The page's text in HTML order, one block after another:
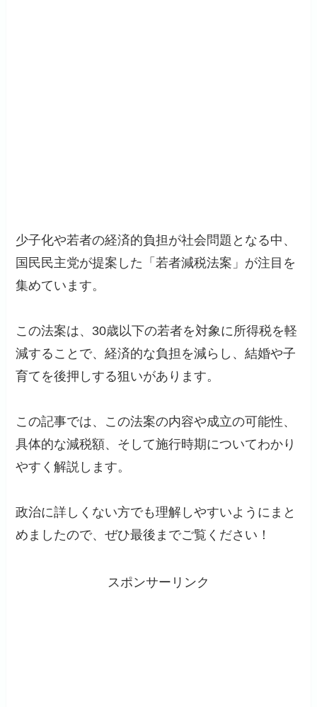
少子化や若者の経済的負担が社会問題となる中、
国民民主党が提案した「若者減税法案」が注目を
集めています。
この法案は、30歳以下の若者を対象に所得税を軽
減することで、経済的な負担を減らし、結婚や子
育てを後押しする狙いがあります。
この記事では、この法案の内容や成立の可能性、
具体的な減税額、そして施行時期についてわかり
やすく解説します。
政治に詳しくない方でも理解しやすいようにまと
めましたので、ぜひ最後までご覧ください！
スポンサーリンク